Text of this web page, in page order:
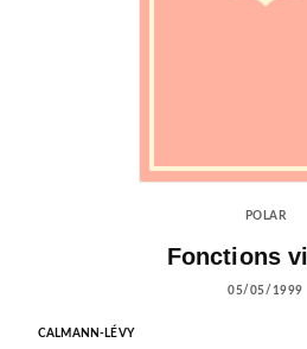
POLAR
Fonctions
05/05/1999
CALMANN-LÉVY